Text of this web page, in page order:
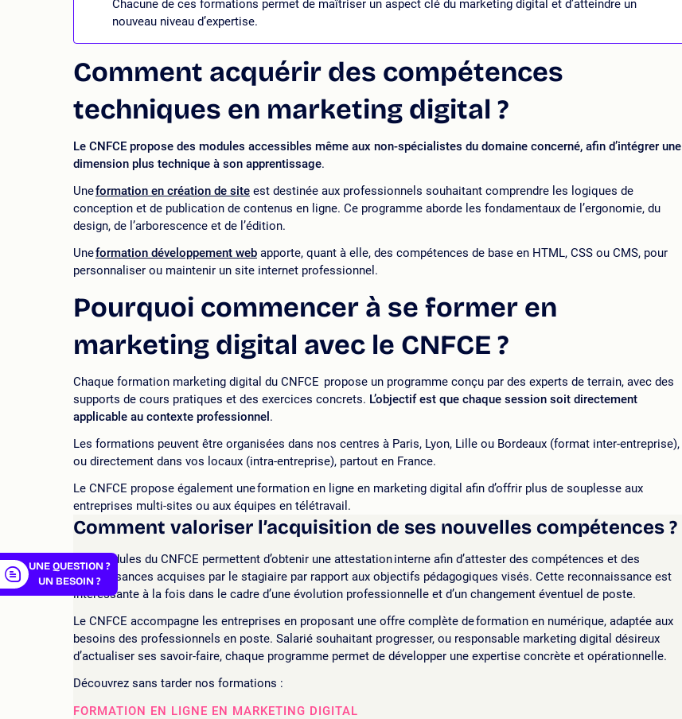
Chacune de ces formations permet de maîtriser un aspect clé du marketing digital et d’atteindre un
nouveau niveau d’expertise.
Comment acquérir des compétences
techniques en marketing digital ?
Le CNFCE propose des modules accessibles même aux non-spécialistes du domaine concerné, afin d’intégrer une
dimension plus technique à son apprentissage.
Uneformation en création de site est destinée aux professionnels souhaitant comprendre les logiques de
conception et de publication de contenus en ligne. Ce programme aborde les fondamentaux de l’ergonomie, du
design, de l’arborescence et de l’édition.
Uneformation développement web apporte, quant à elle, des compétences de base en HTML, CSS ou CMS, pour
personnaliser ou maintenir un site internet professionnel.
Pourquoi commencer à se former en
marketing digital avec le CNFCE ?
Chaque formation marketing digital du CNFCE propose un programme conçu par des experts de terrain, avec des
supports de cours pratiques et des exercices concrets. L’objectif est que chaque session soit directement
applicable au contexte professionnel .
Les formations peuvent être organisées dans nos centres à Paris, Lyon, Lille ou Bordeaux (format inter-entreprise),
ou directement dans vos locaux (intra-entreprise), partout en France.
Le CNFCE propose également une formation en ligne en marketing digital afin d’offrir plus de souplesse aux
entreprises multi-sites ou aux équipes en télétravail.
Comment valoriser l’acquisition de ses nouvelles compétences ?
Les modules du CNFCE permettent d’obtenir une attestation interne afin d’attester des compétences et des
connaissances acquises par le stagiaire par rapport aux objectifs pédagogiques visés. Cette reconnaissance est
intéressante à la fois dans le cadre d’une évolution professionnelle et d’un changement éventuel de poste.
Le CNFCE accompagne les entreprises en proposant une offre complète de formation en numérique, adaptée aux
besoins des professionnels en poste. Salarié souhaitant progresser, ou responsable marketing digital désireux
d’actualiser ses savoir-faire, chaque programme permet de développer une expertise concrète et opérationnelle.
Découvrez sans tarder nos formations :
FORMATION EN LIGNE EN MARKETING DIGITAL
UNE QUESTION ?
UN BESOIN ?